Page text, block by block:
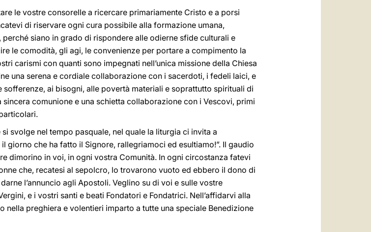
le vostre consorelle a ricercare primariamente Cristo e a porsi
di riservare ogni cura possibile alla formazione umana,
siano in grado di rispondere alle odierne sfide culturali e
le comodità, gli agi, le convenienze per portare a compimento la
carismi con quanti sono impegnati nell’unica missione della Chiesa
una serena e cordiale collaborazione con i sacerdoti, i fedeli laici, e
ai bisogni, alle povertà materiali e soprattutto spirituali di
comunione e una schietta collaborazione con i Vescovi, primi
svolge nel tempo pasquale, nel quale la liturgia ci invita a
giorno che ha fatto il Signore, rallegriamoci ed esultiamo!”. Il gaudio
dimorino in voi, in ogni vostra Comunità. In ogni circostanza fatevi
che, recatesi al sepolcro, lo trovarono vuoto ed ebbero il dono di
l’annuncio agli Apostoli. Veglino su di voi e sulle vostre
e i vostri santi e beati Fondatori e Fondatrici. Nell’affidarvi alla
preghiera e volentieri imparto a tutte una speciale Benedizione